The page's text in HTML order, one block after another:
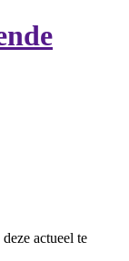
actueel te